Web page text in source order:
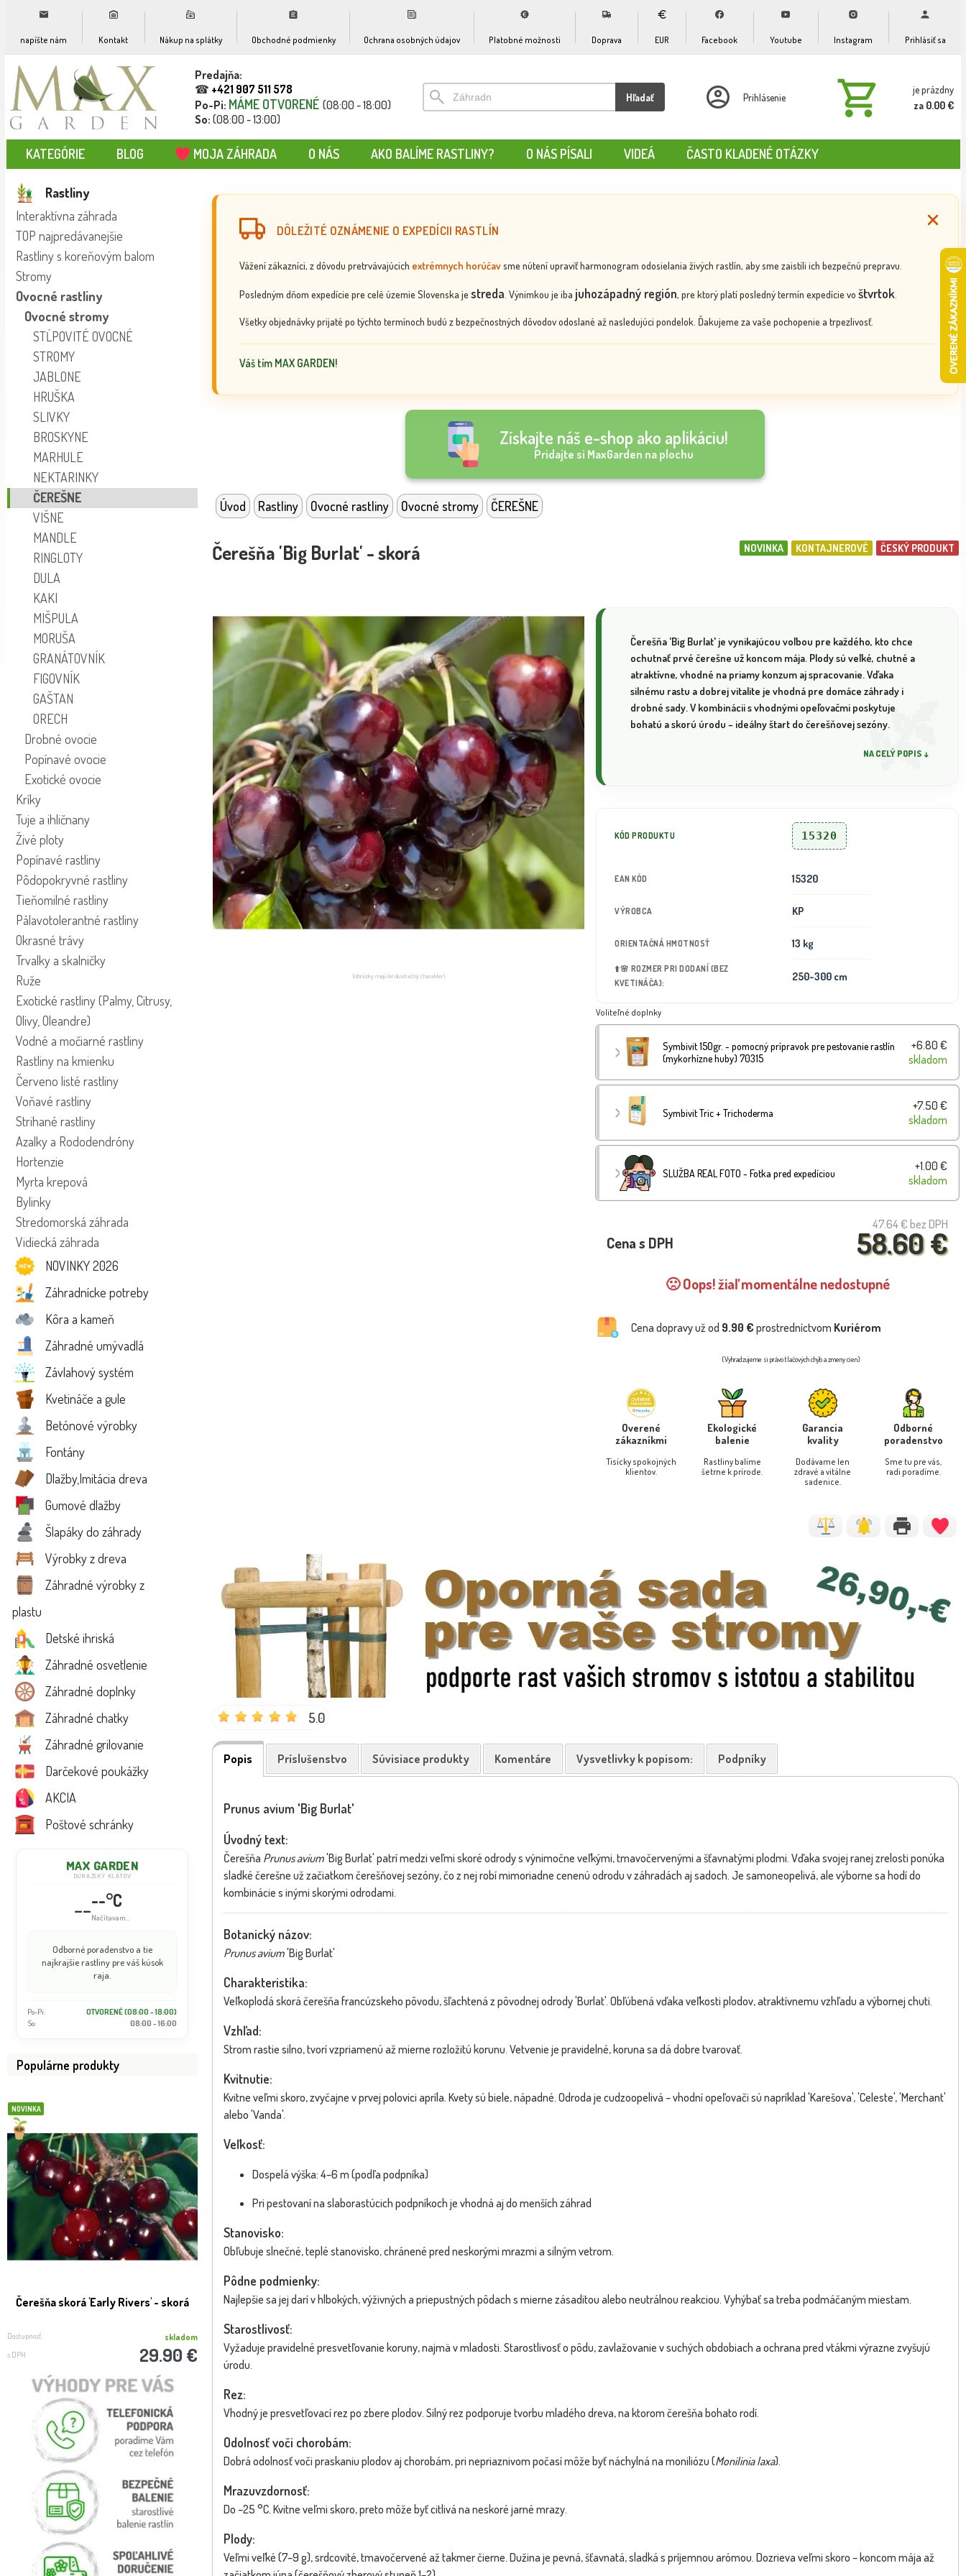
napíšte nám Kontakt Nákup na splátky Obchodné podmienky Ochrana osobných údajov Platobné možnosti Doprava EUR Facebook Youtube Instagram Prihlásiť sa
Predajňa:
☎ +421 907 511 578
Po-Pi: MÁME OTVORENÉ (08:00 - 18:00)
So: (08:00 - 13:00)
Hľadať Prihlásenie
je prázdny
za 0.00 €
KATEGÓRIE BLOG MOJA ZÁHRADA O NÁS AKO BALÍME RASTLINY? O NÁS PÍSALI VIDEÁ ČASTO KLADENÉ OTÁZKY
Rastliny
Interaktívna záhrada
TOP najpredávanejšie
Rastliny s koreňovým balom
Stromy
Ovocné rastliny
Ovocné stromy
STĹPOVITÉ OVOCNÉ
STROMY
JABLONE
HRUŠKA
SLIVKY
BROSKYNE
MARHULE
NEKTARINKY
ČEREŠNE
VIŠNE
MANDLE
RINGLOTY
DULA
KAKI
MIŠPULA
MORUŠA
GRANÁTOVNÍK
FIGOVNÍK
GAŠTAN
ORECH
Drobné ovocie
Popínavé ovocie
Exotické ovocie
Kríky
Tuje a ihličnany
Živé ploty
Popínavé rastliny
Pôdopokryvné rastliny
Tieňomilné rastliny
Pálavotolerantné rastliny
Okrasné trávy
Trvalky a skalničky
Ruže
Exotické rastliny (Palmy, Citrusy,
Olivy, Oleandre)
Vodné a močiarné rastliny
Rastliny na kmienku
Červeno listé rastliny
Voňavé rastliny
Strihané rastliny
Azalky a Rododendróny
Hortenzie
Myrta krepová
Bylinky
Stredomorská záhrada
Vidiecká záhrada
NOVINKY 2026
Záhradnícke potreby
Kôra a kameň
Záhradné umývadlá
Závlahový systém
Kvetináče a gule
Betónové výrobky
Fontány
Dlažby,Imitácia dreva
Gumové dlažby
Šlapáky do záhrady
Výrobky z dreva
Záhradné výrobky z
plastu
Detské ihriská
Záhradné osvetlenie
Záhradné doplnky
Záhradné chatky
Záhradné grilovanie
Darčekové poukážky
AKCIA
Poštové schránky
MAX GARDEN
DUNAJSKÝ KLÁTOV
----°C
Načítavam...
Odborné poradenstvo a tie
najkrajšie rastliny pre váš kúsok
raja.
Po-Pi:
OTVORENÉ (08:00 - 18:00)
So:
08:00 - 16:00
Populárne produkty
NOVINKA
Čerešňa skorá 'Early Rivers' - skorá
Dostupnosť: skladom
s DPH 29.90 €
NOVINKA
Čerešňa 'LAPINS' SAMOOPELIVÁ -
Dostupnosť:
42.40 €
Čerešňa SAMOOPELIVÁ ´New Star´ -
s DPH 42.40 €
SLUŽBA REAL FOTO - Fotka pred
s DPH 1.00 € s DPH
DÔLEŽITÉ OZNÁMENIE O EXPEDÍCII RASTLÍN
Vážení zákazníci, z dôvodu pretrvávajúcich extrémnych horúčavsme nútení upraviť harmonogram odosielania živých rastlín, aby sme zaistili ich bezpečnú prepravu.
Posledným dňom expedície pre celé územie Slovenska je streda . Výnimkou je iba juhozápadný región, pre ktorý platí posledný termín expedície vo štvrtok.
Všetky objednávky prijaté po týchto termínoch budú z bezpečnostných dôvodov odoslané až nasledujúci pondelok. Ďakujeme za vaše pochopenie a trpezlivosť.
Váš tím MAX GARDEN!
Získajte náš e-shop ako aplikáciu!
Pridajte si MaxGarden na plochu
Úvod Rastliny Ovocné rastliny Ovocné stromy ČEREŠNE
ČESKÝ PRODUKT
KONTAJNEROVÉ
NOVINKA
Čerešňa 'Big Burlat' - skorá
(obrázky majú len ilustračný charakter)
Čerešňa 'Big Burlat' je vynikajúcou voľbou pre každého, kto chce
ochutnať prvé čerešne už koncom mája. Plody sú veľké, chutné a
atraktívne, vhodné na priamy konzum aj spracovanie. Vďaka
silnému rastu a dobrej vitalite je vhodná pre domáce záhrady i
drobné sady. V kombinácii s vhodnými opeľovačmi poskytuje
bohatú a skorú úrodu – ideálny štart do čerešňovej sezóny.
NA CELÝ POPIS ↓
KÓD PRODUKTU 15320
EAN KÓD 15320
VÝROBCA KP
ORIENTAČNÁ HMOTNOSŤ 13 kg
⬆️🌸 ROZMER PRI DODANÍ (BEZ
KVETINÁČA):
250-300 cm
Voliteľné doplnky
Symbivit 150gr. - pomocný prípravok pre pestovanie rastlín
(mykorhízne huby) 70315
+6.80 €
skladom
Symbivit Tric + Trichoderma
+7.50 €
skladom
SLUŽBA REAL FOTO - Fotka pred expedíciou
+1.00 €
skladom
47.64 € bez DPH
58.60 €
Cena s DPH
🙁 Oops! žiaľ momentálne nedostupné
Cena dopravy už od 9.90 € prostredníctvom Kuriérom
(Vyhradzujeme si právo tlačových chýb a zmeny cien)
Overené
zákazníkmi
Tisícky spokojných
klientov.
Ekologické
balenie
Rastliny balíme
šetrne k prírode.
Garancia
kvality
Dodávame len
zdravé a vitálne
sadenice.
Odborné
poradenstvo
Sme tu pre vás,
radi poradíme.
5.0
Popis Príslušenstvo Súvisiace produkty Komentáre Vysvetlivky k popisom: Podpníky
Prunus avium 'Big Burlat'
Úvodný text:
Čerešňa Prunus avium'Big Burlat' patrí medzi veľmi skoré odrody s výnimočne veľkými, tmavočervenými a šťavnatými plodmi. Vďaka svojej ranej zrelosti ponúka
sladké čerešne už začiatkom čerešňovej sezóny, čo z nej robí mimoriadne cenenú odrodu v záhradách aj sadoch. Je samoneopelivá, ale výborne sa hodí do
kombinácie s inými skorými odrodami.
Botanický názov:
Prunus avium'Big Burlat'
Charakteristika:
Veľkoplodá skorá čerešňa francúzskeho pôvodu, šľachtená z pôvodnej odrody 'Burlat'. Obľúbená vďaka veľkosti plodov, atraktívnemu vzhľadu a výbornej chuti.
Vzhľad:
Strom rastie silno, tvorí vzpriamenú až mierne rozložitú korunu. Vetvenie je pravidelné, koruna sa dá dobre tvarovať.
Kvitnutie:
Kvitne veľmi skoro, zvyčajne v prvej polovici apríla. Kvety sú biele, nápadné. Odroda je cudzoopelivá – vhodní opeľovači sú napríklad 'Karešova', 'Celeste', 'Merchant'
alebo 'Vanda'.
Veľkosť:
Dospelá výška: 4–6 m (podľa podpníka)
Pri pestovaní na slaborastúcich podpníkoch je vhodná aj do menších záhrad
Stanovisko:
Obľubuje slnečné, teplé stanovisko, chránené pred neskorými mrazmi a silným vetrom.
Pôdne podmienky:
Najlepšie sa jej darí v hlbokých, výživných a priepustných pôdach s mierne zásaditou alebo neutrálnou reakciou. Vyhýbať sa treba podmáčaným miestam.
Starostlivosť:
Vyžaduje pravidelné presvetľovanie koruny, najmä v mladosti. Starostlivosť o pôdu, zavlažovanie v suchých obdobiach a ochrana pred vtákmi výrazne zvyšujú
úrodu.
Rez:
Vhodný je presvetľovací rez po zbere plodov. Silný rez podporuje tvorbu mladého dreva, na ktorom čerešňa bohato rodí.
Odolnosť voči chorobám:
Dobrá odolnosť voči praskaniu plodov aj chorobám, pri nepriaznivom počasí môže byť náchylná na moniliózu (Monilinia laxa).
Mrazuvzdornosť:
Do –25 °C. Kvitne veľmi skoro, preto môže byť citlivá na neskoré jarné mrazy.
Plody:
Veľmi veľké (7–9 g), srdcovité, tmavočervené až takmer čierne. Dužina je pevná, šťavnatá, sladká s príjemnou arómou. Dozrieva veľmi skoro – koncom mája až